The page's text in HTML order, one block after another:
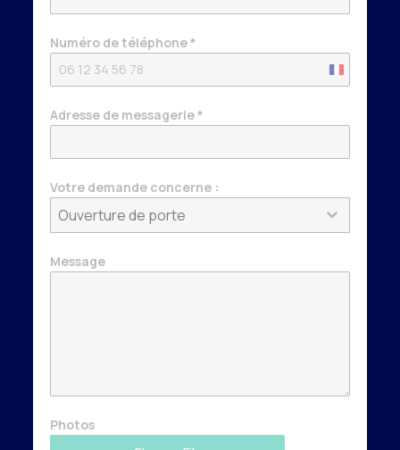
Numéro de téléphone*
France
Adresse de messagerie*
Votre demande concerne :
Ouverture de porte
Message
Photos